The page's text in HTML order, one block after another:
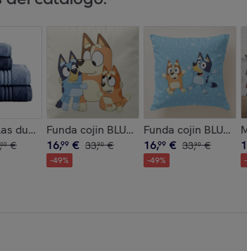
ducha + 2 toallas lavabo navy- celeste
,00 €
Funda cojin BLUEY con relleno 45x45 .
16,99 € 33,90 €
-49%
Funda cojin BLUEY
16,99 € 33,90 €
-49% -